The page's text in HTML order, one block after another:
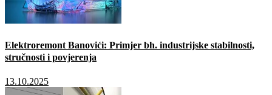
Elektroremont Banovići: Primjer bh. industrijske stabilnosti,
stručnosti i povjerenja
13.10.2025